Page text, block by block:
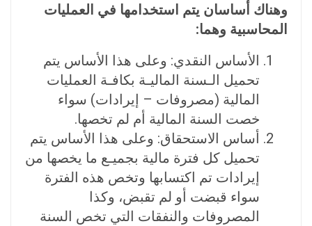
وهناك أساسان يتم استخدامها في العمليات
المحاسبية وهما:
الأساس النقدي: وعلى هذا الأساس يتم
تحميل الـسنة الماليـة بكافـة العمليات
المالية (مصروفات – إيرادات) سواء
خصت السنة المالية أم لم تخصها.
أساس الاستحقاق: وعلى هذا الأساس يتم
تحميل كل فترة مالية بجميـع ما يخصها من
إيرادات تم اكتسابها وتخص هذه الفترة
سواء قبضت أو لم تقبض، وكذا
المصروفات والنفقات التي تخص السنة